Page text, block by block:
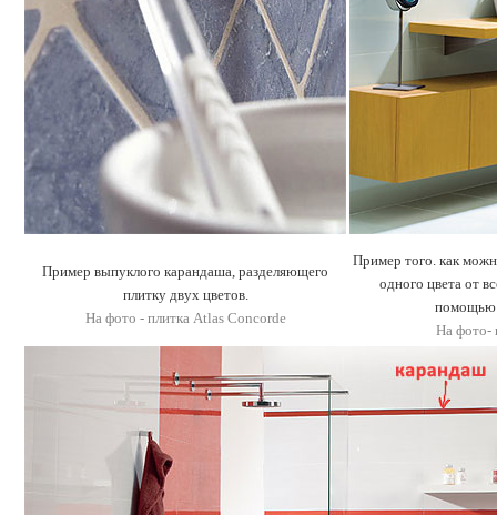
Пример выпуклого карандаша, разделяющего
плитку двух цветов.
На фото - плитка Atlas Concorde
Пример того. как
одного цвета от
помощью
На фото-